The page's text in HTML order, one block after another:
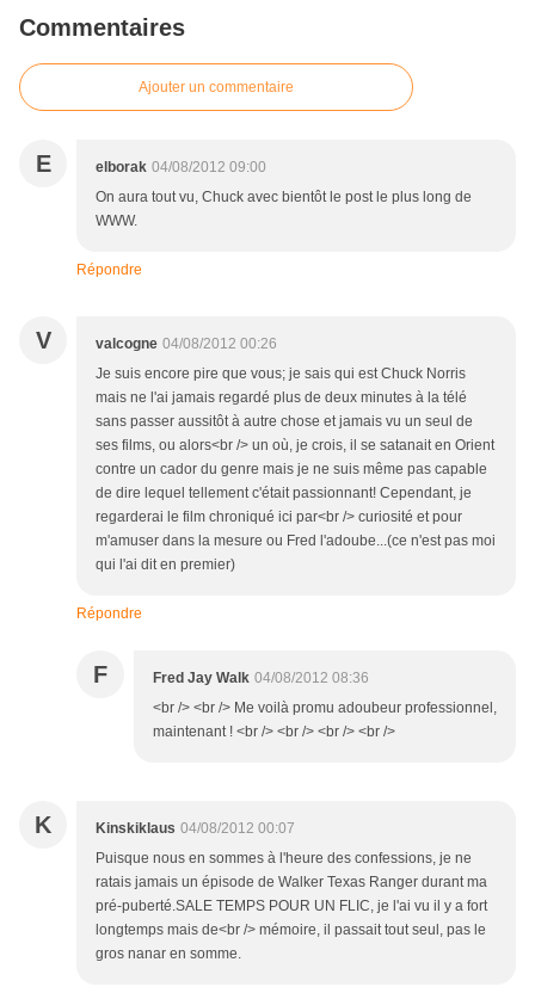
Commentaires
Ajouter un commentaire
E elborak 04/08/2012 09:00
On aura tout vu, Chuck avec bientôt le post le plus long de
WWW.
Répondre
V valcogne 04/08/2012 00:26
Je suis encore pire que vous; je sais qui est Chuck Norris
mais ne l'ai jamais regardé plus de deux minutes à la télé
sans passer aussitôt à autre chose et jamais vu un seul de
ses films, ou alors<br /> un où, je crois, il se satanait en Orient
contre un cador du genre mais je ne suis même pas capable
de dire lequel tellement c'était passionnant! Cependant, je
regarderai le film chroniqué ici par<br /> curiosité et pour
m'amuser dans la mesure ou Fred l'adoube...(ce n'est pas moi
qui l'ai dit en premier)
Répondre
F Fred Jay Walk 04/08/2012 08:36
<br /> <br /> Me voilà promu adoubeur professionnel,
maintenant ! <br /> <br /> <br /> <br />
K Kinskiklaus 04/08/2012 00:07
Puisque nous en sommes à l'heure des confessions, je ne
ratais jamais un épisode de Walker Texas Ranger durant ma
pré-puberté.SALE TEMPS POUR UN FLIC, je l'ai vu il y a fort
longtemps mais de<br /> mémoire, il passait tout seul, pas le
gros nanar en somme.